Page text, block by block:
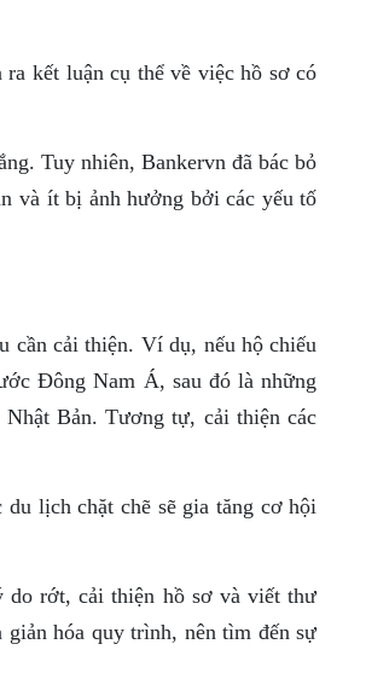
kết luận cụ thể về việc hồ sơ có
Tuy nhiên, Bankervn đã bác bỏ
và ít bị ảnh hưởng bởi các yếu tố
cần cải thiện. Ví dụ, nếu hộ chiếu
Đông Nam Á, sau đó là những
Bản. Tương tự, cải thiện các
lịch chặt chẽ sẽ gia tăng cơ hội
rớt, cải thiện hồ sơ và viết thư
hóa quy trình, nên tìm đến sự